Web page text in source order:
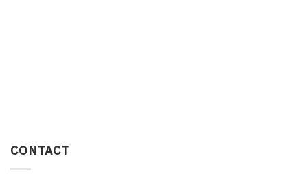
CONTACT